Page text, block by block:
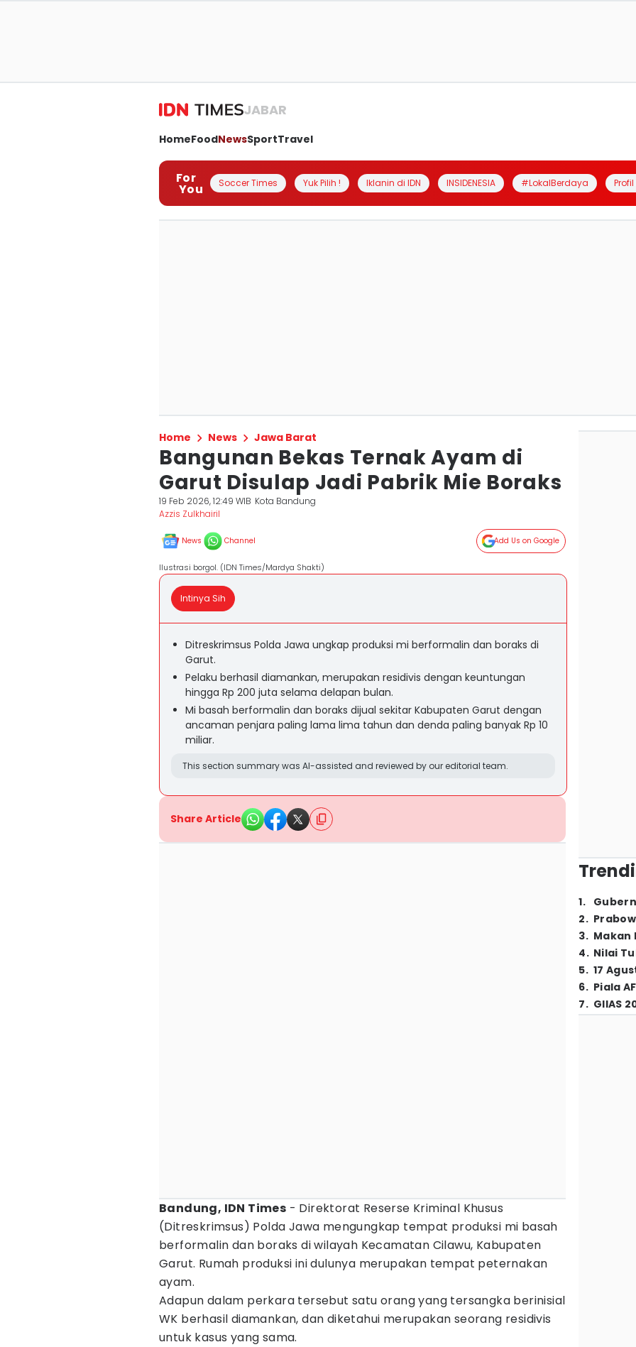
JABAR
HomeFoodNewsSportTravel
For
You Soccer Times Yuk Pilih ! Iklanin di IDN INSIDENESIA #LokalBerdaya
Home News Jawa Barat
Bangunan Bekas Ternak Ayam di
Garut Disulap Jadi Pabrik Mie Boraks
19 Feb 2026, 12:49 WIB Kota Bandung
Azzis Zulkhairil
News Channel Add Us on Google
Ilustrasi borgol. (IDN Times/Mardya Shakti)
Intinya Sih
Ditreskrimsus Polda Jawa ungkap produksi mi berformalin dan boraks di
Garut.
Pelaku berhasil diamankan, merupakan residivis dengan keuntungan
hingga Rp 200 juta selama delapan bulan.
Mi basah berformalin dan boraks dijual sekitar Kabupaten Garut dengan
ancaman penjara paling lama lima tahun dan denda paling banyak Rp 10
miliar.
This section summary was AI-assisted and reviewed by our editorial team.
Share Article
Bandung, IDN Times - Direktorat Reserse Kriminal Khusus
(Ditreskrimsus) Polda Jawa mengungkap tempat produksi mi basah
berformalin dan boraks di wilayah Kecamatan Cilawu, Kabupaten
Garut. Rumah produksi ini dulunya merupakan tempat peternakan
ayam.
Adapun dalam perkara tersebut satu orang yang tersangka berinisial
WK berhasil diamankan, dan diketahui merupakan seorang residivis
untuk kasus yang sama.
1.
2.
3. Makan
4. Nilai
5. 17
6. Piala
7. GIIAS